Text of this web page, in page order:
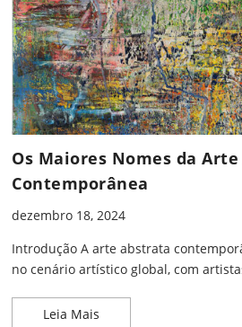
Os Maiores Nomes da
Contemporânea
dezembro 18, 2024
Introdução A arte abstrata
no cenário artístico global, com
Leia Mais